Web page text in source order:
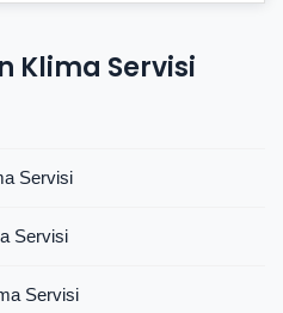
Klima Servisi
Servisi
Servisi
Servisi